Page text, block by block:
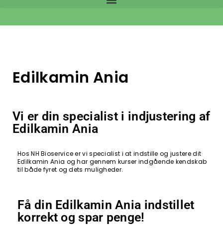
Edilkamin Ania
Vi er din specialist i indjustering af
Edilkamin Ania
Hos NH Bioservice er vi specialist i at indstille og justere dit
Edilkamin Ania og har gennem kurser indgående kendskab
til både fyret og dets muligheder.
Få din Edilkamin Ania indstillet
korrekt og spar penge!